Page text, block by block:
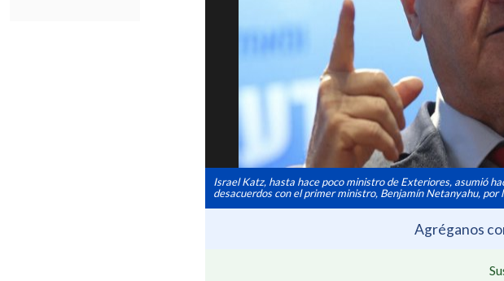
Israel Katz, hasta hace poco ministro de Exteriores, asumió
desacuerdos con el primer ministro, Benjamín Netanyahu, por
Agréganos